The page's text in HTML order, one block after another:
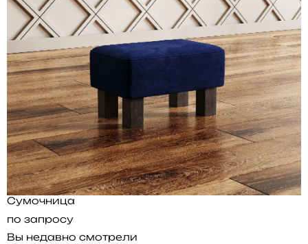
Сумочница
по запросу
Вы недавно смотрели